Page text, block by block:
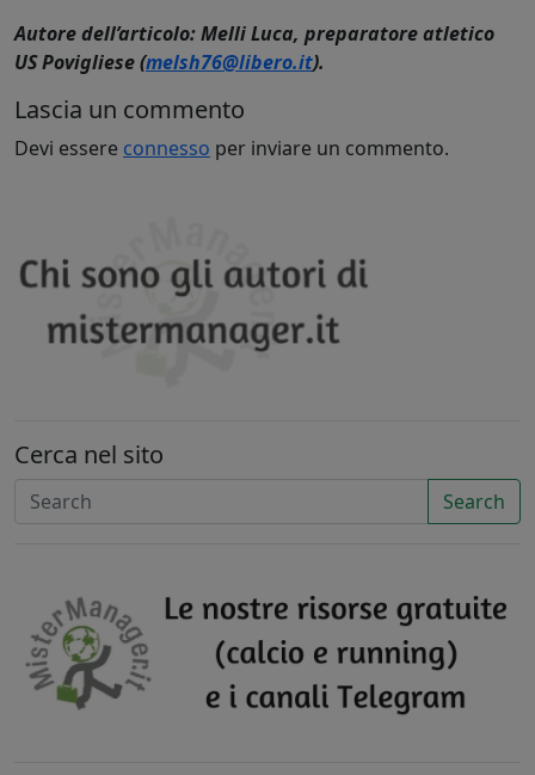
Autore dell’articolo: Melli Luca, preparatore atletico
US Povigliese (melsh76@libero.it).
Lascia un commento
Devi essere connesso per inviare un commento.
Cerca nel sito
Search